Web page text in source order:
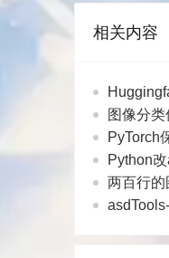
相关内容
图像分
PyTorch
Python
两百行